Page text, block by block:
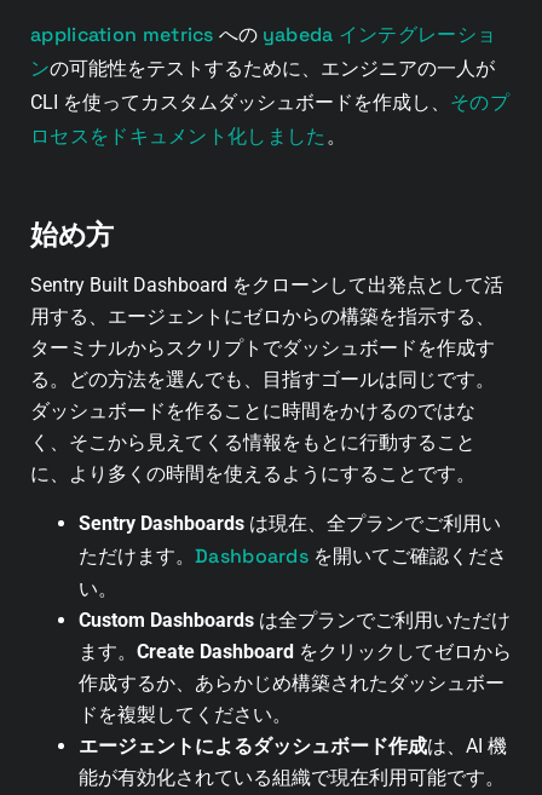
application metrics への yabeda インテグレーショ
ンの可能性をテストするために、エンジニアの一人が
CLI を使ってカスタムダッシュボードを作成し、 そのプ
ロセスをドキュメント化しました 。
始め方
Sentry Built Dashboard をクローンして出発点として活
用する、エージェントにゼロからの構築を指示する、
ターミナルからスクリプトでダッシュボードを作成す
る。どの方法を選んでも、目指すゴールは同じです。
ダッシュボードを作ることに時間をかけるのではな
く、そこから見えてくる情報をもとに行動すること
に、より多くの時間を使えるようにすることです。
Sentry Dashboards は現在、全プランでご利用い
ただけます。 Dashboards を開いてご確認くださ
い。
Custom Dashboards は全プランでご利用いただけ
ます。 Create Dashboard をクリックしてゼロから
作成するか、あらかじめ構築されたダッシュボー
ドを複製してください。
エージェントによるダッシュボード作成は、AI 機
能が有効化されている組織で現在利用可能です。